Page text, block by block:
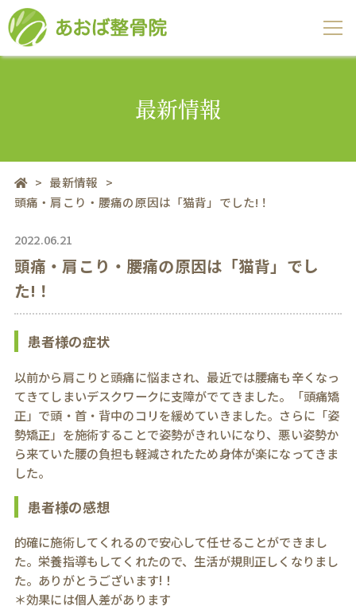
最新情報
> 最新情報 >
頭痛・肩こり・腰痛の原因は「猫背」でした!！
2022.06.21
頭痛・肩こり・腰痛の原因は「猫背」でし
た!！
患者様の症状
以前から肩こりと頭痛に悩まされ、最近では腰痛も辛くなっ
てきてしまいデスクワークに支障がでてきました。「頭痛矯
正」で頭・首・背中のコリを緩めていきました。さらに「姿
勢矯正」を施術することで姿勢がきれいになり、悪い姿勢か
ら来ていた腰の負担も軽減されたため身体が楽になってきま
した。
患者様の感想
的確に施術してくれるので安心して任せることができまし
た。栄養指導もしてくれたので、生活が規則正しくなりまし
た。ありがとうございます!！
＊効果には個人差があります